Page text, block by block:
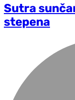
Sutra
stepena